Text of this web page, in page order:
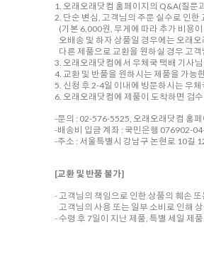
1. 오래오래닷컴 홈페이지의 Q&A(질문
2. 단순 변심, 고객님의 주문 실수로 인
(기본 6,000원, 무게에 따라 추가 비용
오배송 및 하자 상품일 경우에는 오래
다른 제품으로 교환을 원하실 경우 고
3. 오래오래닷컴에서 우체국 택배 기사
4. 교환 및 반품을 원하시는 제품을 가능
5. 신청 후 2-4일 이내에 방문하시는 우
6. 오래오래닷컴에 제품이 도착하면 검
-문의 : 02-576-5525, 오래오래닷컴 홈
-배송비 입금 계좌 : 국민은행 076902-
-주소 : 서울특별시 강남구 논현로 10길
[교환 및 반품 불가]
- 고객님의 책임으로 인한 상품의 훼손
고객님의 사용 또는 일부 소비로 인해
- 수령 후 7일이 지난 제품, 특별 세일 제